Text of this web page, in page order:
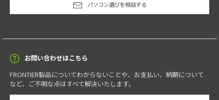
パソコン選びを相談する
お問い合わせはこちら
FRONTIER製品についてわからないことや、お支払い、納期について
など、ご不明な点はすべて解決いたします。